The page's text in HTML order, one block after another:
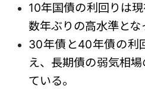
10年国債の利回りは
数年ぶりの高水準とな
30年債と40年債の利
え、長期債の弱気相
ている。